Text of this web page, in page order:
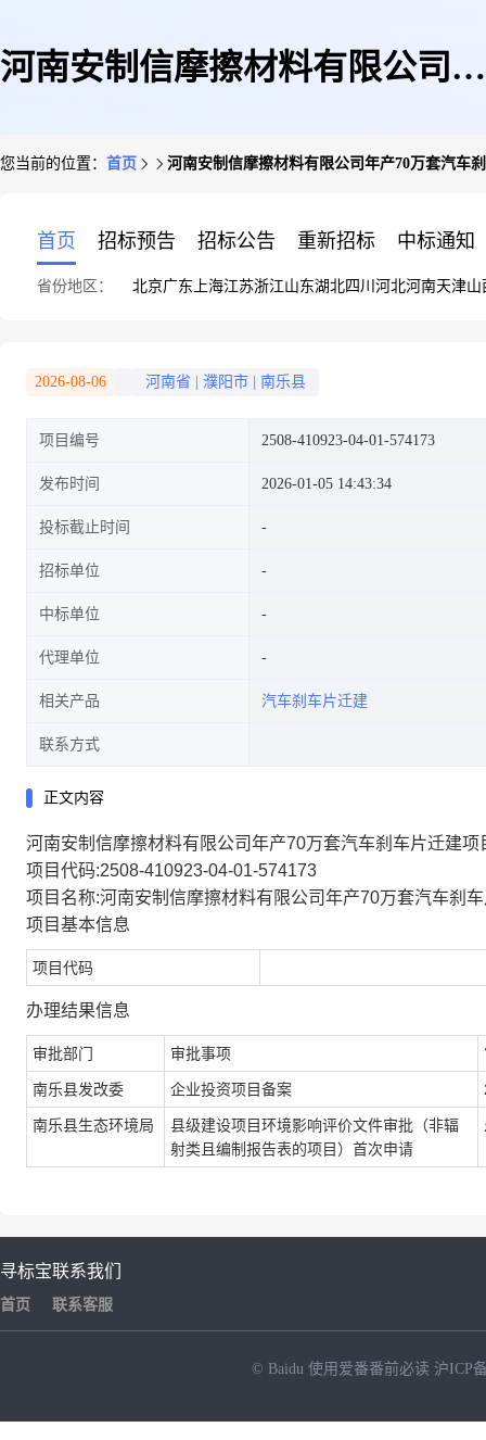
河南安制信摩擦材料有限公司年
您当前的位置： 首页 河南安制信摩擦材料有限公司年产70万套汽车
首页 招标预告 招标公告 重新招标 中标通知
省份地区： 北京广东 上海江苏浙江山东湖北四川 河北河南天津山
2026-08-06 河南省 濮阳市 南乐县
项目编号 2508-410923-04-01-574173
发布时间 2026-01-05 14:43:34
投标截止时间
招标单位
中标单位
代理单位
相关产品 汽车刹车片迁建
联系方式
正文内容
河南安制信摩擦材料有限公司年产70万套汽车刹车片迁建项
项目代码:2508-410923-04-01-574173
项目名称:河南安制信摩擦材料有限公司年产70万套汽车刹
项目基本信息
项目代码
办理结果信息
审批部门 审批事项
南乐县发改委 企业投资项目备案
南乐县生态环境局
县级建设项目环境影响评价文件审批（非辐
射类且编制报告表的项目）首次申请
寻标宝
首页
联系我们
联系客服
© Baidu 使用爱番番前必读 沪ICP